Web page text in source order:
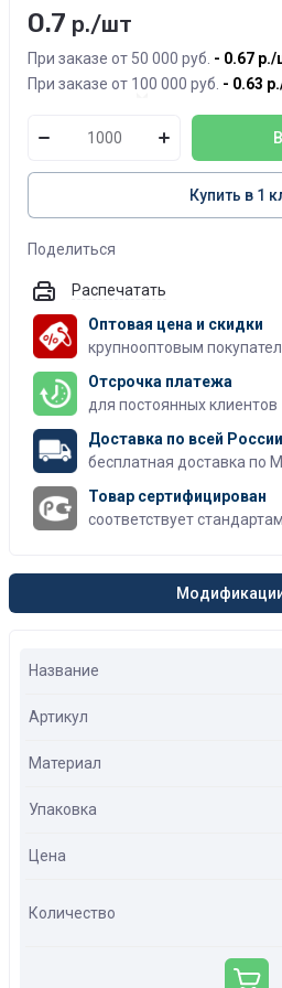
0.7 р./шт
0.67 р./
При заказе от 50 000 руб.
0.63
При заказе от 100 000 руб.
Купить в 1
Поделиться
Распечатать
Оптовая цена и скидки
крупнооптовым
Отсрочка платежа
для постоянных клиентов
Доставка по всей России
бесплатная доставка по
Товар сертифицирован
соответствует стандартам
Название
Артикул
Материал
Упаковка
Цена
Количество